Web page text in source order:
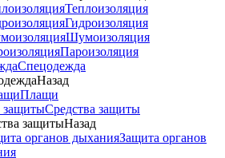
Теплоизоляция
Гидроизоляция
Шумоизоляция
Пароизоляция
Спецодежда
Назад
Плащи
Средства защиты
защитыНазад
Защита органов